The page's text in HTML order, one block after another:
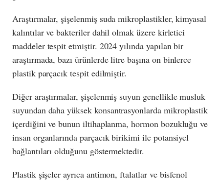
Araştırmalar, şişelenmiş suda mikroplastikler, kimyasal
kalıntılar ve bakteriler dahil olmak üzere kirletici
maddeler tespit etmiştir. 2024 yılında yapılan bir
araştırmada, bazı ürünlerde litre başına on binlerce
plastik parçacık tespit edilmiştir.
Diğer araştırmalar, şişelenmiş suyun genellikle musluk
suyundan daha yüksek konsantrasyonlarda mikroplastik
içerdiğini ve bunun iltihaplanma, hormon bozukluğu ve
insan organlarında parçacık birikimi ile potansiyel
bağlantıları olduğunu göstermektedir.
Plastik şişeler ayrıca antimon, ftalatlar ve bisfenol